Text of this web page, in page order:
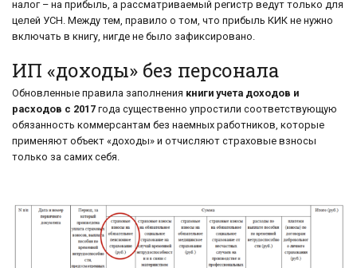
налог – на прибыль, а рассматриваемый регистр ведут только для
целей УСН. Между тем, правило о том, что прибыль КИК не нужно
включать в книгу, нигде не было зафиксировано.
ИП «доходы» без персонала
Обновленные правила заполнения книги учета доходов и
расходов с 2017 года существенно упростили соответствующую
обязанность коммерсантам без наемных работников, которые
применяют объект «доходы» и отчисляют страховые взносы
только за самих себя.